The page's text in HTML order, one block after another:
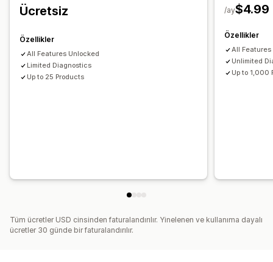
Ücretsiz
Özellikler
All Features Unlocked
Limited Diagnostics
Up to 25 Products
$4.99
/ay
Özellikler
All
Unlimited
Up to 1,000
Tüm ücretler USD cinsinden faturalandırılır. Yinelenen ve kullanıma dayalı
ücretler 30 günde bir faturalandırılır.